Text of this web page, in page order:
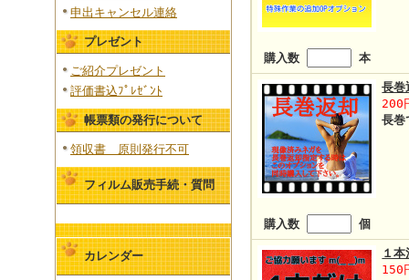
申出キャンセル連絡
プレゼント
ご紹介プレゼント
評価書込ﾌﾟﾚｾﾞﾝﾄ
帳票類の発行について
領収書 原則発行不可
フィルム販売手続・質問
カレンダー
購入数 本
購入数 個
長
200
長巻
１
150